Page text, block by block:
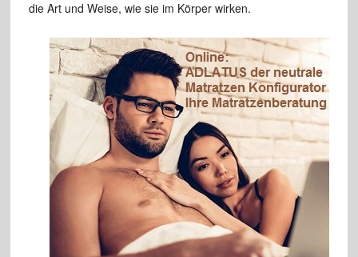
die Art und Weise, wie sie im Körper wirken.